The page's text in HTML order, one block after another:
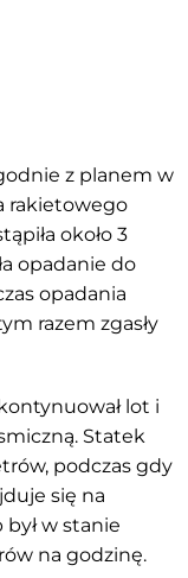
z planem w
rakietowego
około 3
opadanie do
opadania
razem zgasły
lot i
Statek
podczas gdy
się na
w stanie
na godzinę.